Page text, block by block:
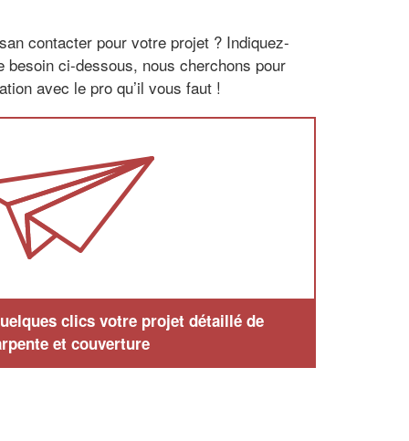
contacter pour votre projet ? Indiquez-
besoin ci-dessous, nous cherchons pour
avec le pro qu’il vous faut !
clics votre projet détaillé de
et couverture